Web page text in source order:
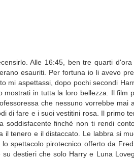
Alle 16:45, ben tre quarti
esauriti. Per fortuna io li avevo
mi aspettassi, dopo pochi secondi
in tutta la loro bellezza. Il film
che nessuno vorrebbe mai
di fare e i suoi vestitini rosa. Il primo
finchè non ti rendi
tenero e il distaccato. Le labbra si
spettacolo pirotecnico offerto da
destieri che solo Harry e Luna